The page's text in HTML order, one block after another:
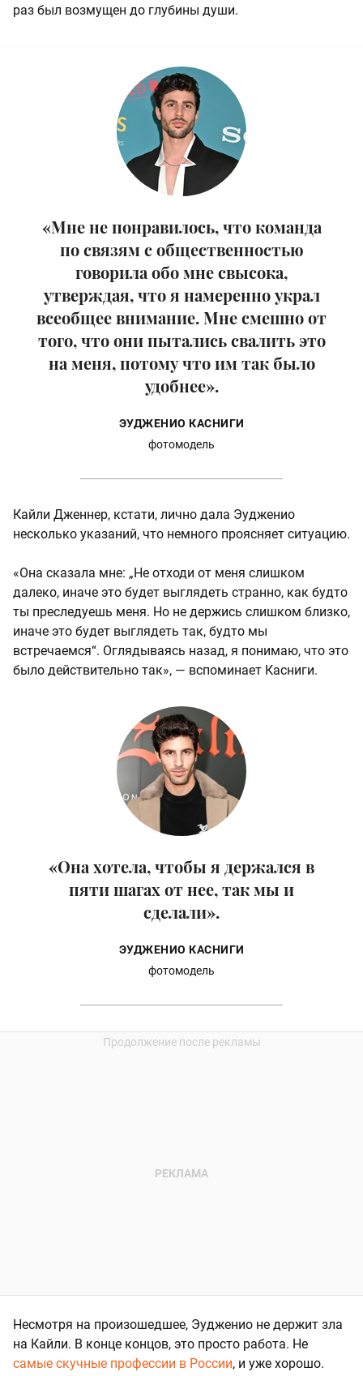
раз был возмущен до глубины души.
«Мне не понравилось, что команда
по связям с общественностью
говорила обо мне свысока,
утверждая, что я намеренно украл
всеобщее внимание. Мне смешно от
того, что они пытались свалить это
на меня, потому что им так было
удобнее».
ЭУДЖЕНИО КАСНИГИ
фотомодель
Кайли Дженнер, кстати, лично дала Эудженио
несколько указаний, что немного проясняет ситуацию.
«Она сказала мне: „Не отходи от меня слишком
далеко, иначе это будет выглядеть странно, как будто
ты преследуешь меня. Но не держись слишком близко,
иначе это будет выглядеть так, будто мы
встречаемся“. Оглядываясь назад, я понимаю, что это
было действительно так», — вспоминает Касниги.
«Она хотела, чтобы я держался в
пяти шагах от нее, так мы и
сделали».
ЭУДЖЕНИО КАСНИГИ
фотомодель
Несмотря на произошедшее, Эудженио не держит зла
на Кайли. В конце концов, это просто работа. Не
самые скучные профессии в России, и уже хорошо.